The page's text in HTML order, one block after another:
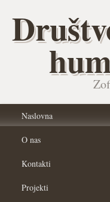
Naslovna
O nas
Kontakti
Projekti